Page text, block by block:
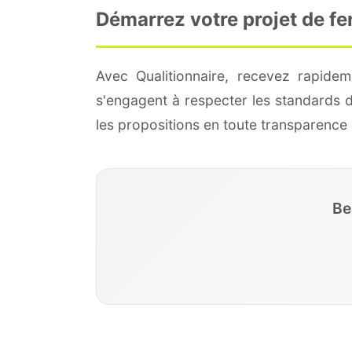
Démarrez votre projet de
Avec Qualitionnaire, recevez
s'engagent à respecter les standards
les propositions en toute